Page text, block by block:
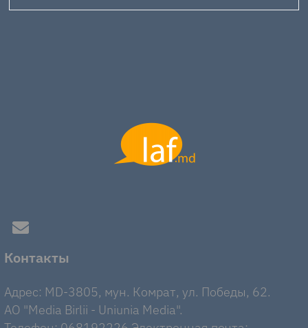
Контакты
Адрес: MD-3805, мун. Комрат, ул. Победы, 62.
AO "Media Birlii - Uniunia Media".